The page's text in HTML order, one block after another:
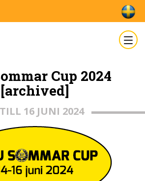
Cup 2024
[archived]
16 JUNI 2024